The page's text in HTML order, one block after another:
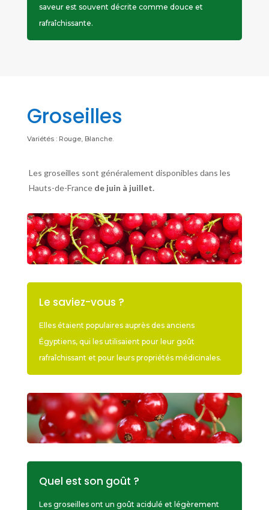
saveur est souvent décrite comme douce et
rafraîchissante.
Groseilles
Variétés : Rouge, Blanche.
Les groseilles sont généralement disponibles dans les
Hauts-de-France de juin à juillet.
Le saviez-vous ?
Elles étaient populaires auprès des anciens
Égyptiens, qui les utilisaient pour leur goût
rafraîchissant et pour leurs propriétés médicinales.
Quel est son goût ?
Les groseilles ont un goût acidulé et légèrement